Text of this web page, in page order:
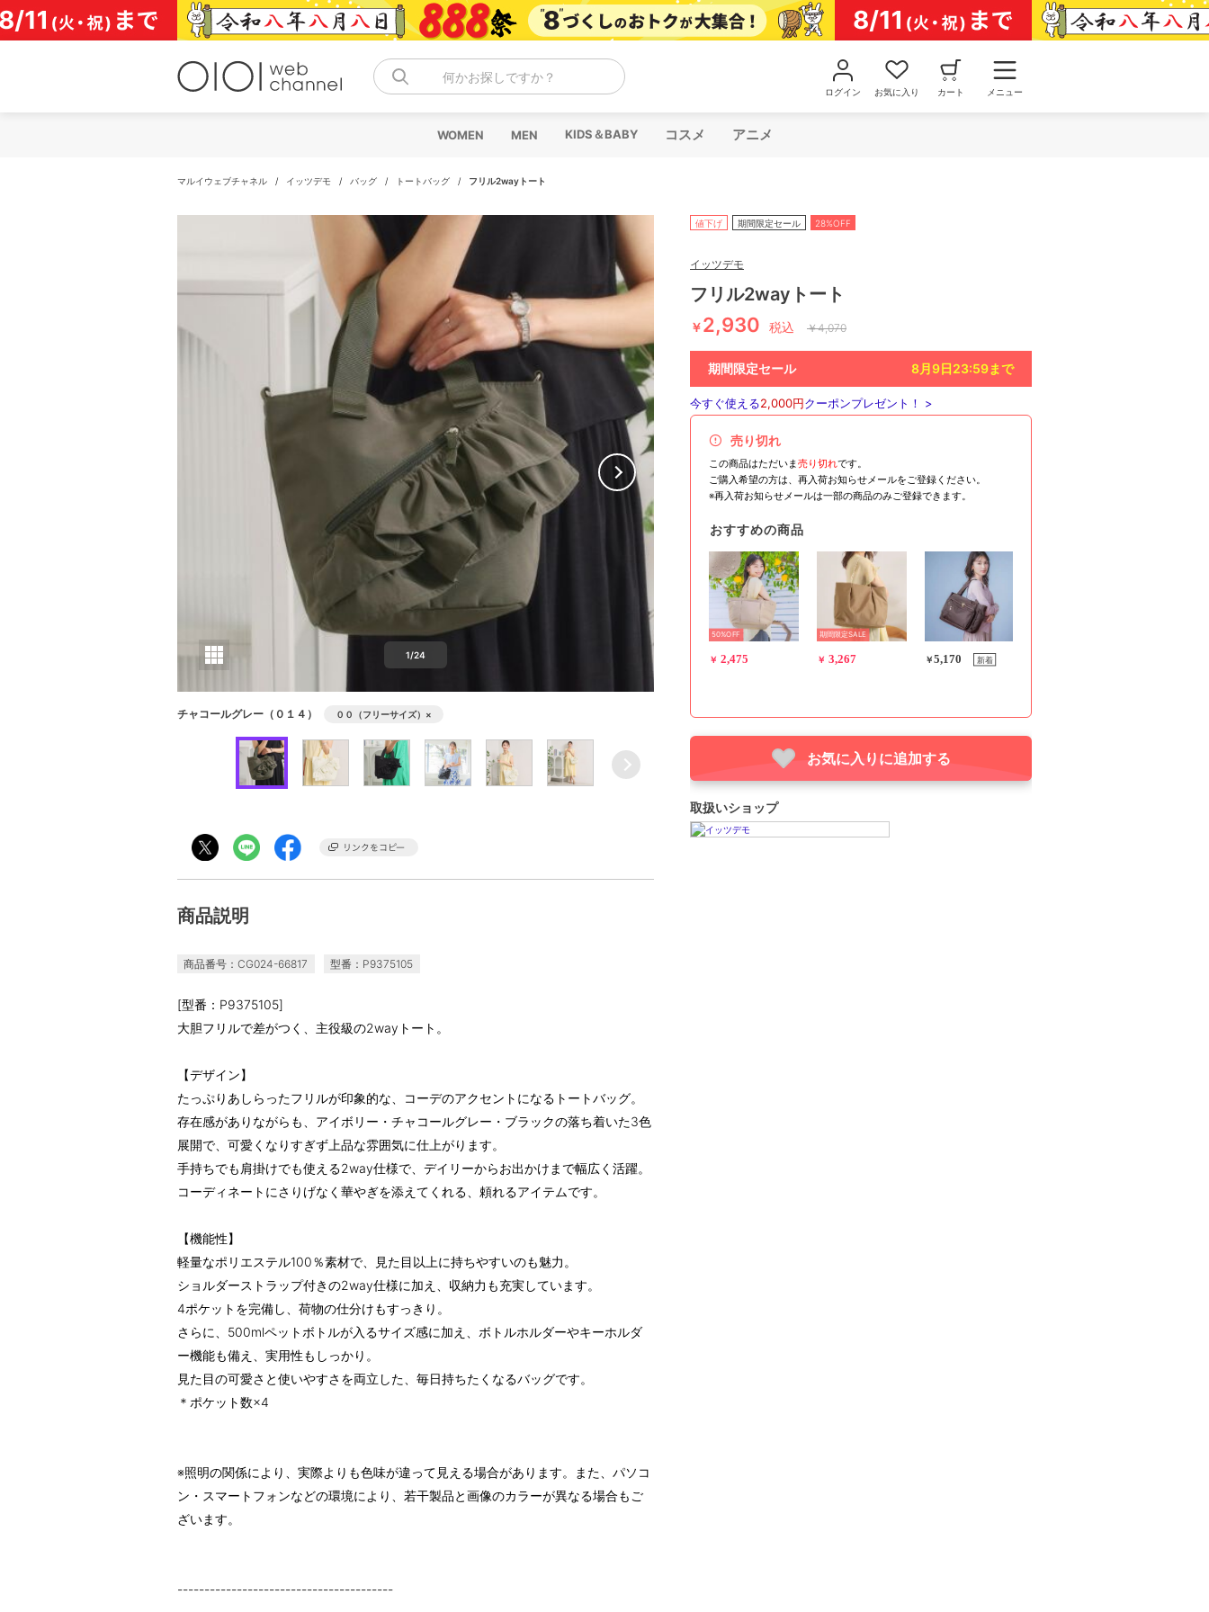
コ
ン
テ
何かお探しですか？
ログイン お気に入り カート メニュー
WOMEN MEN KIDS＆BABY コスメ アニメ
マルイウェブチャネル / イッツデモ / バッグ / トートバッグ / フリル2wayトート
1/24
チャコールグレー（０１４） ００（フリーサイズ） ×
商品説明
商品番号：CG024-66817 型番：P9375105
[型番：P9375105]
大胆フリルで差がつく、主役級の2wayトート。
【デザイン】
たっぷりあしらったフリルが印象的な、コーデのアクセントになるトートバッグ。
存在感がありながらも、アイボリー・チャコールグレー・ブラックの落ち着いた3色
展開で、可愛くなりすぎず上品な雰囲気に仕上がります。
手持ちでも肩掛けでも使える2way仕様で、デイリーからお出かけまで幅広く活躍。
コーディネートにさりげなく華やぎを添えてくれる、頼れるアイテムです。
【機能性】
軽量なポリエステル100％素材で、見た目以上に持ちやすいのも魅力。
ショルダーストラップ付きの2way仕様に加え、収納力も充実しています。
4ポケットを完備し、荷物の仕分けもすっきり。
さらに、500mlペットボトルが入るサイズ感に加え、ボトルホルダーやキーホルダ
ー機能も備え、実用性もしっかり。
見た目の可愛さと使いやすさを両立した、毎日持ちたくなるバッグです。
＊ポケット数×4
※照明の関係により、実際よりも色味が違って見える場合があります。また、パソコ
ン・スマートフォンなどの環境により、若干製品と画像のカラーが異なる場合もご
ざいます。
----------------------------------------
値下げ 期間限定セール 28%OFF
イッツデモ
フリル2wayトート
￥2,930 税込 ￥4,070
期間限定セール 8月9日23:59まで
今すぐ使える2,000円クーポンプレゼント！ >
売り切れ
この商品はただいま売り切れです。
ご購入希望の方は、再入荷お知らせメールをご登録ください。
※再入荷お知らせメールは一部の商品のみご登録できます。
おすすめの商品
50%OFF
￥ 2,475
期間限定SALE
￥ 3,267 ￥5,170 新着
お気に入りに追加する
取扱いショップ